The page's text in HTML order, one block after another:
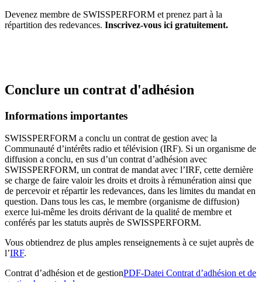
Devenez membre de SWISSPERFORM et prenez part à la
répartition des redevances. Inscrivez-vous ici gratuitement.
Conclure un contrat d'adhésion
Informations importantes
SWISSPERFORM a conclu un contrat de gestion avec la
Communauté d’intérêts radio et télévision (IRF). Si un organisme de
diffusion a conclu, en sus d’un contrat d’adhésion avec
SWISSPERFORM, un contrat de mandat avec l’IRF, cette dernière
se charge de faire valoir les droits et droits à rémunération ainsi que
de percevoir et répartir les redevances, dans les limites du mandat en
question. Dans tous les cas, le membre (organisme de diffusion)
exerce lui-même les droits dérivant de la qualité de membre et
conférés par les statuts auprès de SWISSPERFORM.
Vous obtiendrez de plus amples renseignements à ce sujet auprès de
l’IRF.
Contrat d’adhésion et de gestionPDF-Datei Contrat d’adhésion et de